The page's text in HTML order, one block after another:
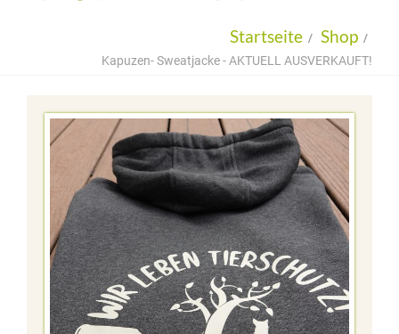
KONTAKT
BMT +
Startseite Shop
Kapuzen- Sweatjacke - AKTUELL AUSVERKAUFT!